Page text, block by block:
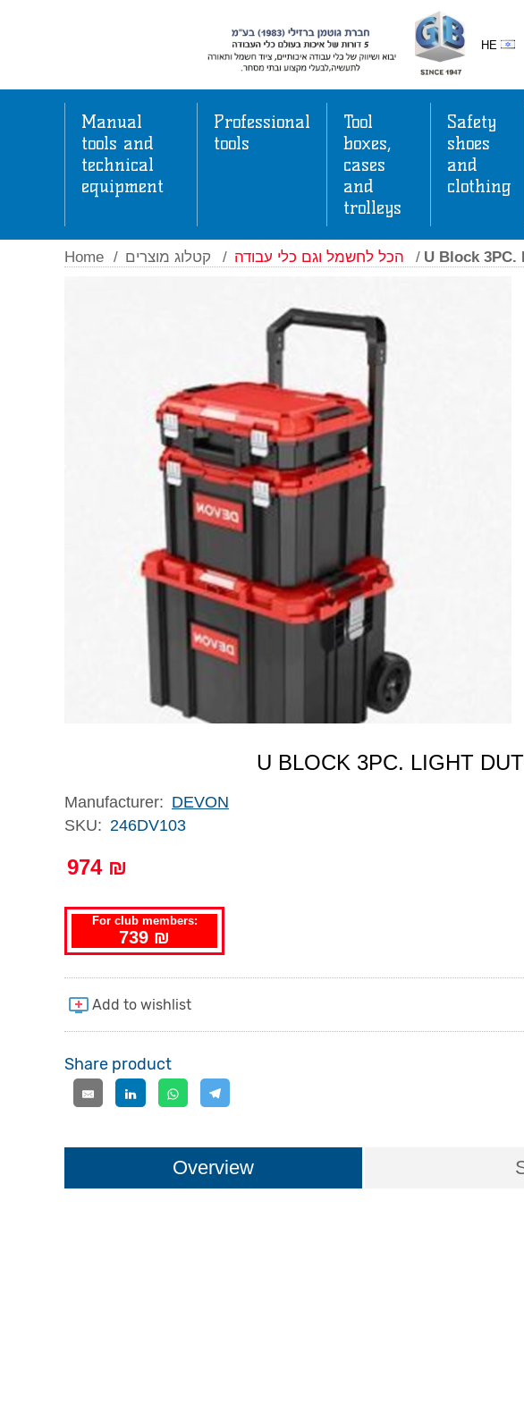
HE
Manual
tools and
technical
equipment
Professional
tools
Tool
boxes,
cases
and
trolleys
Safety
shoes
and
clothing
Home / קטלוג מוצרים / הכל לחשמל וגם כלי עבודה / U Block
U BLOCK 3PC. LIGHT
Manufacturer: DEVON
SKU: 246DV103
974 ₪
For club members:
739 ₪
Share product
Overview